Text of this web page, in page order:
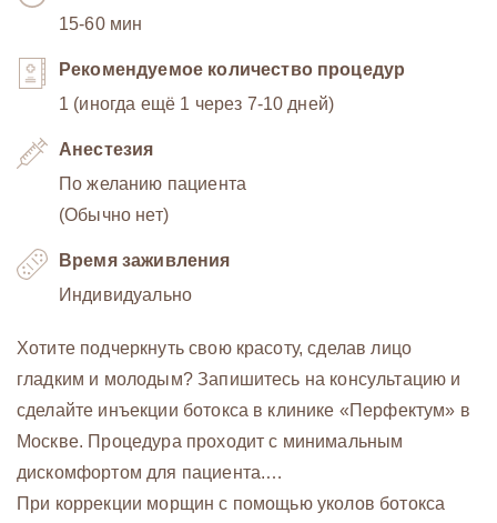
15-60 мин
Рекомендуемое количество процедур
1 (иногда ещё 1 через 7-10 дней)
Анестезия
По желанию пациента
(Обычно нет)
Время заживления
Индивидуально
Хотите подчеркнуть свою красоту, сделав лицо
гладким и молодым? Запишитесь на консультацию и
сделайте инъекции ботокса в клинике «Перфектум» в
Москве. Процедура проходит с минимальным
дискомфортом для пациента.
При коррекции морщин с помощью уколов ботокса